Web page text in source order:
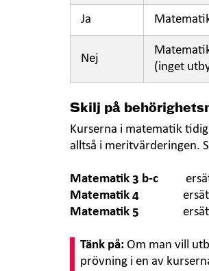
Ja
Nej
(inget
Skilj på
Kurserna i matematik
alltså i meritvärderingen.
Matematik 3 b-c
Matematik 4
Matematik 5
Tänk på: Om man vill
prövning i en av